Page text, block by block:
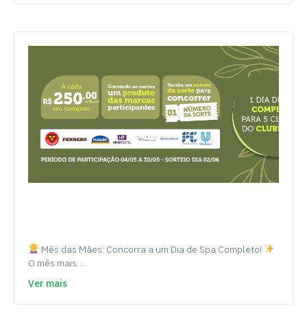
Mês das Mães: Concorra a um Dia de Spa Completo!
O mês mais…
Ver mais